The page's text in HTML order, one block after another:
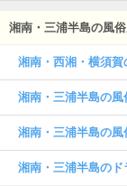
湘南・三浦半島の風
湘南・西湘・横須賀
湘南・三浦半島の風
湘南・三浦半島の
湘南・三浦半島の